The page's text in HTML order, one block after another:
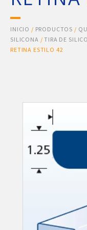
INICIO / PRODUCTOS /
SILICONA /TIRA DE
RETINA ESTILO 42